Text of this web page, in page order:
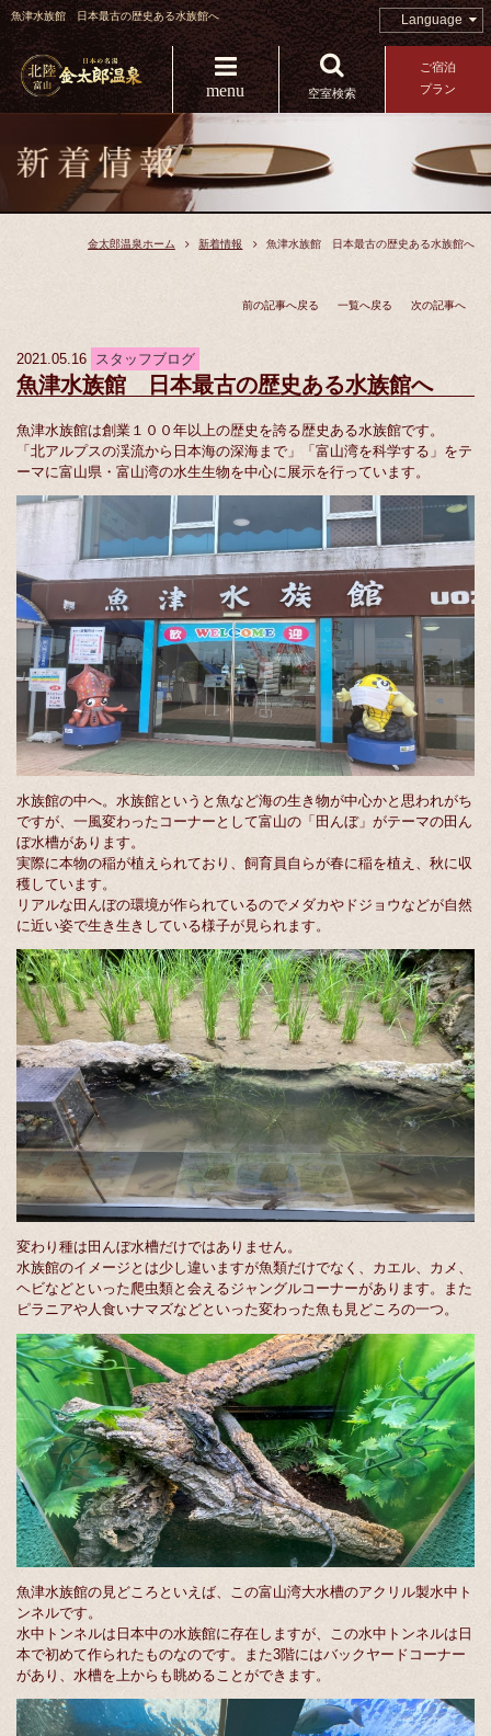
魚津水族館 日本最古の歴史ある水族館へ Language
menu 空室検索
ご宿泊
プラン
金太郎温泉ホーム 新着情報 魚津水族館 日本最古の歴史ある水族館へ
前の記事へ戻る 一覧へ戻る 次の記事へ
2021.05.16 スタッフブログ
魚津水族館 日本最古の歴史ある水族館へ
魚津水族館は創業１００年以上の歴史を誇る歴史ある水族館です。
「北アルプスの渓流から日本海の深海まで」「富山湾を科学する」をテ
ーマに富山県・富山湾の水生生物を中心に展示を行っています。
水族館の中へ。水族館というと魚など海の生き物が中心かと思われがち
ですが、一風変わったコーナーとして富山の「田んぼ」がテーマの田ん
ぼ水槽があります。
実際に本物の稲が植えられており、飼育員自らが春に稲を植え、秋に収
穫しています。
リアルな田んぼの環境が作られているのでメダカやドジョウなどが自然
に近い姿で生き生きしている様子が見られます。
変わり種は田んぼ水槽だけではありません。
水族館のイメージとは少し違いますが魚類だけでなく、カエル、カメ、
ヘビなどといった爬虫類と会えるジャングルコーナーがあります。また
ピラニアや人食いナマズなどといった変わった魚も見どころの一つ。
魚津水族館の見どころといえば、この富山湾大水槽のアクリル製水中ト
ンネルです。
水中トンネルは日本中の水族館に存在しますが、この水中トンネルは日
本で初めて作られたものなのです。また3階にはバックヤードコーナー
があり、水槽を上からも眺めることができます。